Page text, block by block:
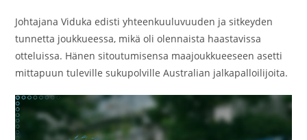
Johtajana Viduka edisti yhteenkuuluvuuden ja sitkeyden
tunnetta joukkueessa, mikä oli olennaista haastavissa
otteluissa. Hänen sitoutumisensa maajoukkueeseen asetti
mittapuun tuleville sukupolville Australian jalkapalloilijoita.